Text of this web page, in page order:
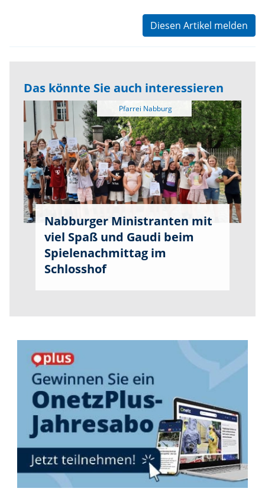
Diesen Artikel melden
Das könnte Sie auch interessieren
Pfarrei Nabburg
Nabburger Ministranten mit
viel Spaß und Gaudi beim
Spielenachmittag im
Schlosshof